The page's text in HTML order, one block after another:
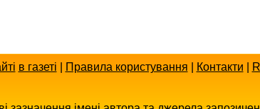
в газеті Правила користування Контакти